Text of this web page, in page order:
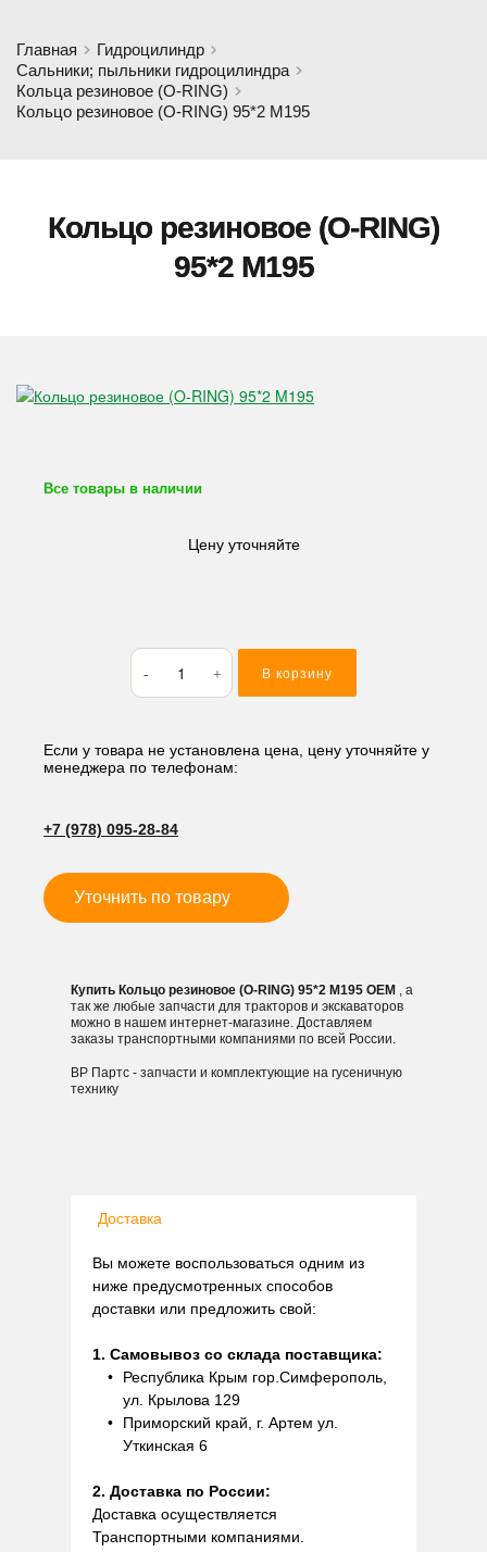
Главная
Гидроцилиндр
Сальники; пыльники гидроцилиндра
Кольца резиновое (O-RING)
Кольцо резиновое (O-RING) 95*2 M195
Кольцо резиновое (O-RING)
95*2 M195
Все товары в наличии
Цену уточняйте
Количество
товара
Кольцо
(O-
RING)
В корзину
Если у товара не установлена цена, цену уточняйте у
менеджера по телефонам:
+7 (978) 095-28-84
Уточнить по товару
Купить Кольцо резиновое (O-RING) 95*2 M195 OEM , а
так же любые запчасти для тракторов и экскаваторов
можно в нашем интернет-магазине. Доставляем
заказы транспортными компаниями по всей России.
ВР Партс - запчасти и комплектующие на гусеничную
технику
Доставка
Вы можете воспользоваться одним из
ниже предусмотренных способов
доставки или предложить свой:
1. Самовывоз со склада поставщика:
Республика Крым гор.Симферополь,
ул. Крылова 129
Приморский край, г. Артем ул.
Уткинская 6
2. Доставка по России:
Доставка осуществляется
Транспортными компаниями.